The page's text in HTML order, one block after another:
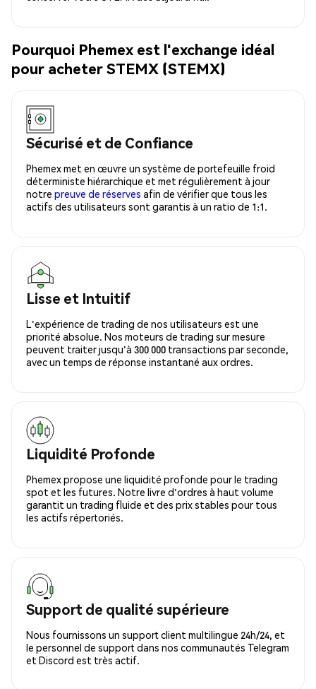
Pourquoi Phemex est l'exchange idéal
pour acheter STEMX (STEMX)
Sécurisé et de Confiance
Phemex met en œuvre un système de portefeuille froid
déterministe hiérarchique et met régulièrement à jour
notre preuve de réserves afin de vérifier que tous les
actifs des utilisateurs sont garantis à un ratio de 1:1.
Lisse et Intuitif
L'expérience de trading de nos utilisateurs est une
priorité absolue. Nos moteurs de trading sur mesure
peuvent traiter jusqu'à 300 000 transactions par seconde,
avec un temps de réponse instantané aux ordres.
Liquidité Profonde
Phemex propose une liquidité profonde pour le trading
spot et les futures. Notre livre d'ordres à haut volume
garantit un trading fluide et des prix stables pour tous
les actifs répertoriés.
Support de qualité supérieure
Nous fournissons un support client multilingue 24h/24, et
le personnel de support dans nos communautés Telegram
et Discord est très actif.